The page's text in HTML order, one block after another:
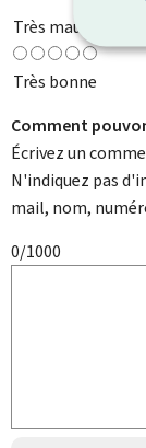
Très mauvaise
Très bonne
Comment
Écrivez un
N'indiquez pas
mail, nom,
0/1000